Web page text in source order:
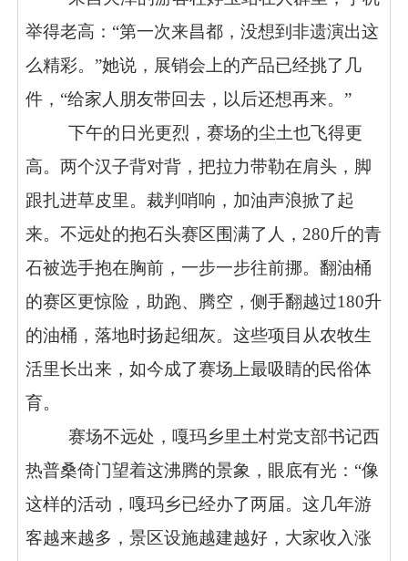
举得老高：“第一次来昌都，没想到非遗演出这
么精彩。”她说，展销会上的产品已经挑了几
件，“给家人朋友带回去，以后还想再来。”
下午的日光更烈，赛场的尘土也飞得更
高。两个汉子背对背，把拉力带勒在肩头，脚
跟扎进草皮里。裁判哨响，加油声浪掀了起
来。不远处的抱石头赛区围满了人，280斤的青
石被选手抱在胸前，一步一步往前挪。翻油桶
的赛区更惊险，助跑、腾空，侧手翻越过180升
的油桶，落地时扬起细灰。这些项目从农牧生
活里长出来，如今成了赛场上最吸睛的民俗体
育。
赛场不远处，嘎玛乡里土村党支部书记西
热普桑倚门望着这沸腾的景象，眼底有光：“像
这样的活动，嘎玛乡已经办了两届。这几年游
客越来越多，景区设施越建越好，大家收入涨